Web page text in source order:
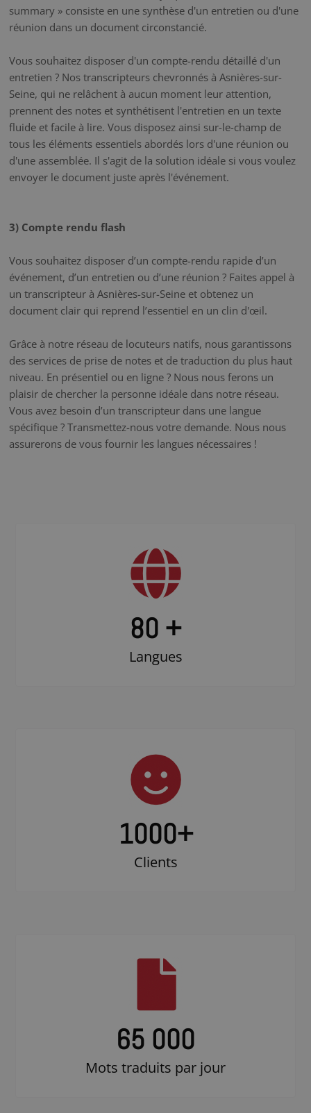
summary » consiste en une synthèse d'un entretien ou d'une
réunion dans un document circonstancié.
Vous souhaitez disposer d'un compte-rendu détaillé d'un
entretien ? Nos transcripteurs chevronnés à Asnières-sur-
Seine, qui ne relâchent à aucun moment leur attention,
prennent des notes et synthétisent l'entretien en un texte
fluide et facile à lire. Vous disposez ainsi sur-le-champ de
tous les éléments essentiels abordés lors d'une réunion ou
d'une assemblée. Il s'agit de la solution idéale si vous voulez
envoyer le document juste après l'événement.
3) Compte rendu flash
Vous souhaitez disposer d’un compte-rendu rapide d’un
événement, d’un entretien ou d’une réunion ? Faites appel à
un transcripteur à Asnières-sur-Seine et obtenez un
document clair qui reprend l’essentiel en un clin d'œil.
Grâce à notre réseau de locuteurs natifs, nous garantissons
des services de prise de notes et de traduction du plus haut
niveau. En présentiel ou en ligne ? Nous nous ferons un
plaisir de chercher la personne idéale dans notre réseau.
Vous avez besoin d’un transcripteur dans une langue
spécifique ? Transmettez-nous votre demande. Nous nous
assurerons de vous fournir les langues nécessaires !
80 +
Langues
1000+
Clients
65 000
Mots traduits par jour